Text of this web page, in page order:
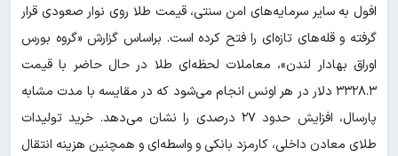
افول به سایر سرمایه‌های امن سنتی، قیمت طلا روی نوار صعودی قرار
گرفته و قله‌های تازه‌ای را فتح کرده است. براساس گزارش «گروه بورس
اوراق بهادار لندن»، معاملات لحظه‌ای طلا در حال حاضر با قیمت
۳۳۲۸.۳ دلار در هر اونس انجام می‌شود که در مقایسه با مدت مشابه
پارسال، افزایش حدود ۲۷ درصدی را نشان می‌دهد. خرید تولیدات
طلای معادن داخلی، کارمزد بانکی و واسطه‌ای و همچنین هزینه انتقال